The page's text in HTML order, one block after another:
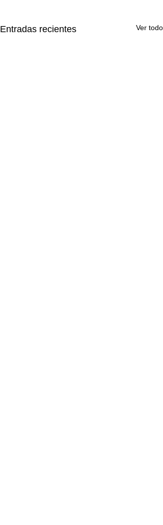
Entradas recientes Ver todo